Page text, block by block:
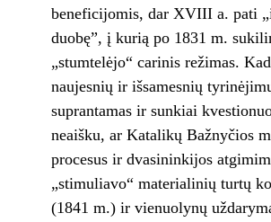
beneficijomis, dar XVIII a. pati
duobę”, į kurią po 1831 m.
„stumtelėjo“ carinis režimas.
naujesnių ir išsamesnių
suprantamas ir sunkiai
neaišku, ar Katalikų Bažnyčios
procesus ir dvasininkijos
„stimuliavo“ materialinių turtų
(1841 m.) ir vienuolynų